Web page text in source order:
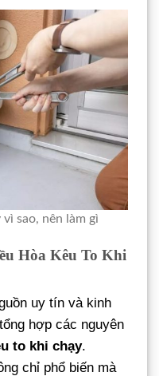
sao, nên làm gì
Hòa Kêu To Khi
uy tín và kinh
hợp các nguyên
to khi chạy.
chỉ phổ biến mà